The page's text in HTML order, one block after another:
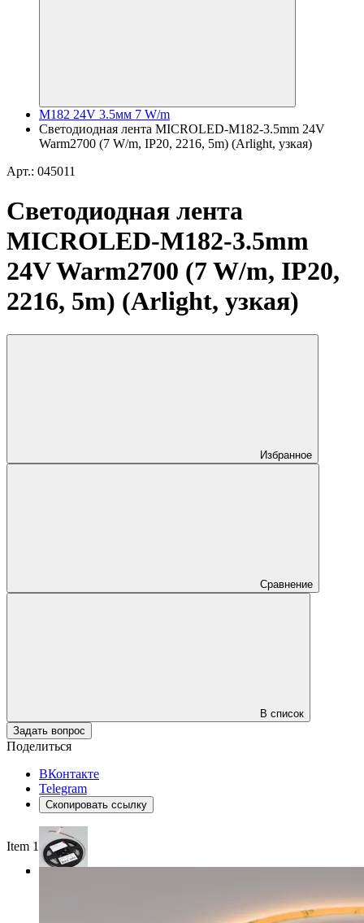
M182 24V 3.5мм 7 W/m
Светодиодная лента MICROLED-M182-3.5mm 24V
Warm2700 (7 W/m, IP20, 2216, 5m) (Arlight, узкая)
Арт.: 045011
Светодиодная лента
MICROLED-M182-3.5mm
24V Warm2700 (7 W/m, IP20,
2216, 5m) (Arlight, узкая)
Избранное
Сравнение
В список
Задать вопрос
Поделиться
ВКонтакте
Telegram
Скопировать ссылку
Item 1 of 3